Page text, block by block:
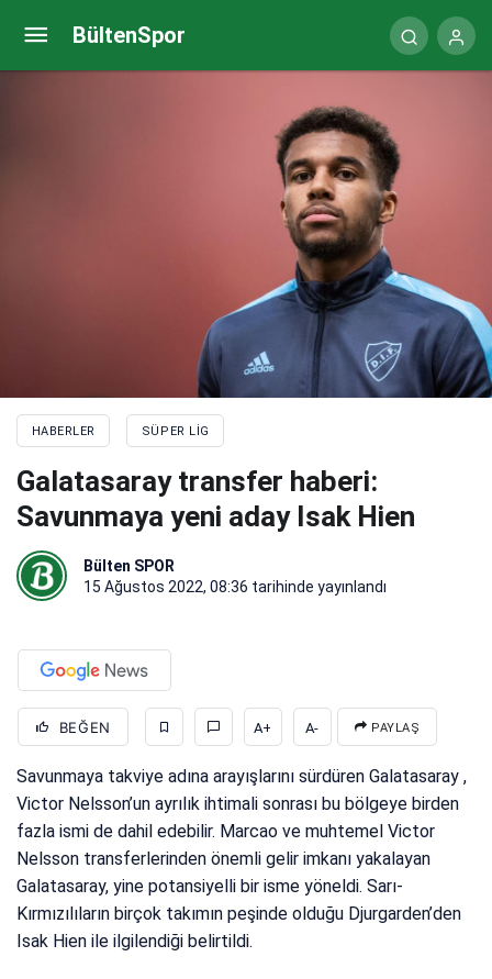
BültenSpor
HABERLER SÜPER LIG
Galatasaray transfer haberi:
Savunmaya yeni aday Isak Hien
Bülten SPOR
15 Ağustos 2022, 08:36 tarihinde yayınlandı
BEĞEN A+ A- PAYLAŞ
Savunmaya takviye adına arayışlarını sürdüren Galatasaray ,
Victor Nelsson’un ayrılık ihtimali sonrası bu bölgeye birden
fazla ismi de dahil edebilir. Marcao ve muhtemel Victor
Nelsson transferlerinden önemli gelir imkanı yakalayan
Galatasaray, yine potansiyelli bir isme yöneldi. Sarı-
Kırmızılıların birçok takımın peşinde olduğu Djurgarden’den
Isak Hien ile ilgilendiği belirtildi.
Eski Denizlisporlu Oscar Estupinan, Hull City’yi